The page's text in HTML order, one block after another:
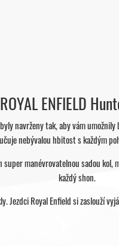
ROYAL ENFIELD
navrženy tak, aby vám
nebývalou hbitost s každým
manévrovatelnou sadou
každý shon.
Jezdci Royal Enfield si zaslouží